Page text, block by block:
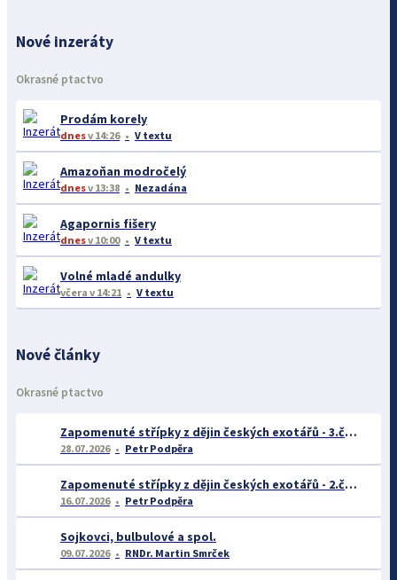
Nové inzeráty
Okrasné ptactvo
Prodám korely
dnesv 14:26 V textu
Amazoňan modročelý
dnesv 13:38 Nezadána
Agapornis fišery
dnesv 10:00 V textu
Volné mladé andulky
včera v 14:21 V textu
Nové články
Okrasné ptactvo
Zapomenuté střípky z dějin českých exotářů - 3.část
28.07.2026 Petr Podpěra
Zapomenuté střípky z dějin českých exotářů - 2.část
16.07.2026 Petr Podpěra
Sojkovci, bulbulové a spol.
09.07.2026 RNDr. Martin Smrček